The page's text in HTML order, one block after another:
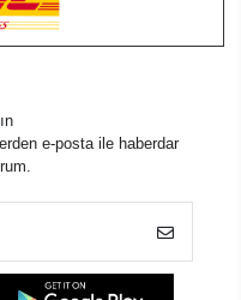
e-posta ile haberdar